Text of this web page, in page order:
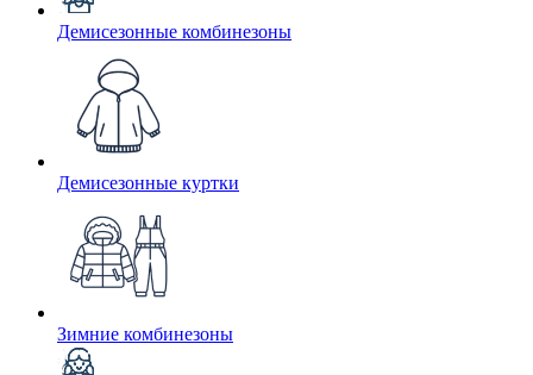
Демисезонные комбинезоны
Демисезонные куртки
Зимние комбинезоны